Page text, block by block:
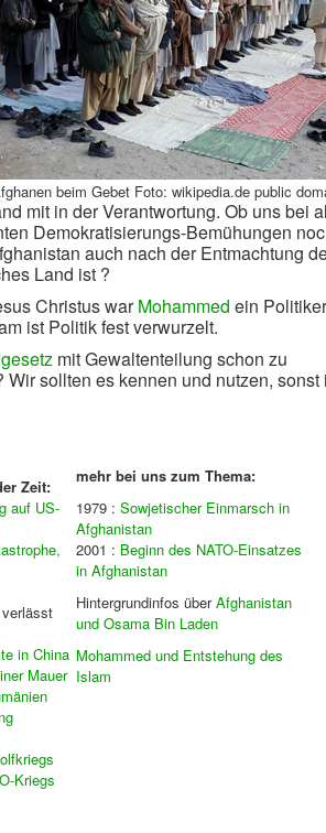
beim Gebet Foto: wikipedia.de public
mit in der Verantwortung. Ob uns bei
Demokratisierungs-Bemühungen
auch nach der Entmachtung
Land ist ?
Christus warMohammed ein
ist Politik fest verwurzelt.
mit Gewaltenteilung schon zu
Wir sollten es kennen und nutzen, sonst
Zeit:
mehr bei uns zum Thema:
auf US-
in China
Mauer
Kriegs
1979 : Sowjetischer Einmarsch in
Afghanistan
2001 : Beginn des NATO-Einsatzes
in Afghanistan
Hintergrundinfos überAfghanistan
und Osama Bin Laden
Mohammed und Entstehung des
Islam